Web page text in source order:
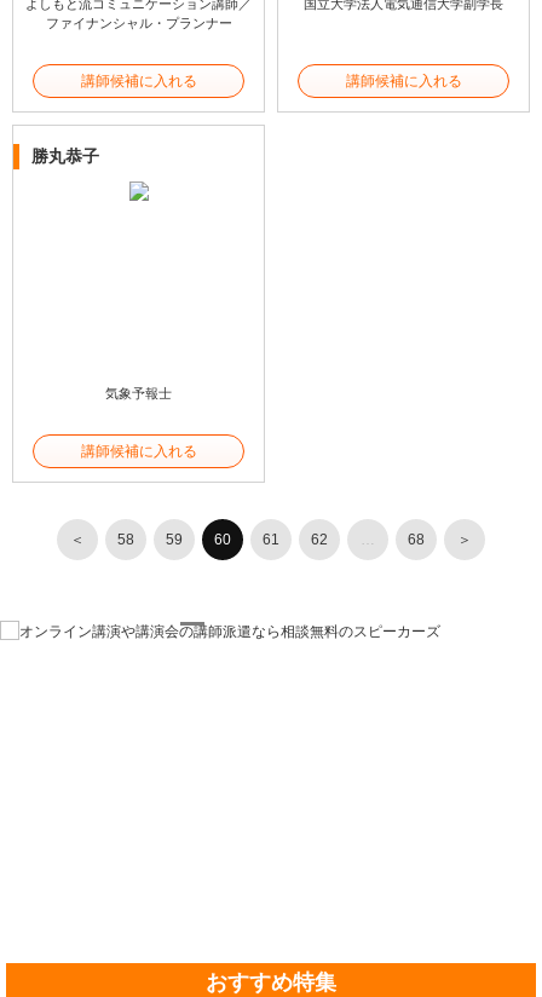
よしもと流コミュニケーション講師／
ファイナンシャル・プランナー
講師候補に入れる
国立大学法人電気通信大学副学長
講師候補に入れる
勝丸恭子
気象予報士
講師候補に入れる
＜ 58 59 60 61 62 68 ＞
おすすめ特集